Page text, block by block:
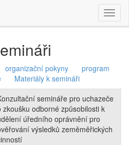
organizační pokyny
program
Materiály k semináři
semináře pro uchazeče
zkoušku odborné způsobilosti k
úředního oprávnění pro
výsledků zeměměřických